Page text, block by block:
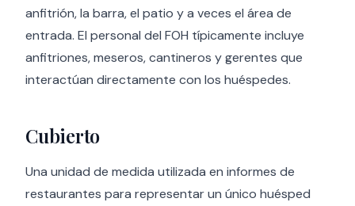
anfitrión, la barra, el patio y a veces el área de
entrada. El personal del FOH típicamente incluye
anfitriones, meseros, cantineros y gerentes que
interactúan directamente con los huéspedes.
Cubierto
Una unidad de medida utilizada en informes de
restaurantes para representar un único huésped